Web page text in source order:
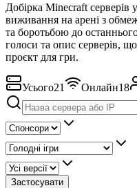
Добірка Minecraft серверів
виживання на арені з
та боротьбою до
голоси та опис серверів,
проєкт для гри.
Усього21 Онлайн18
Застосувати